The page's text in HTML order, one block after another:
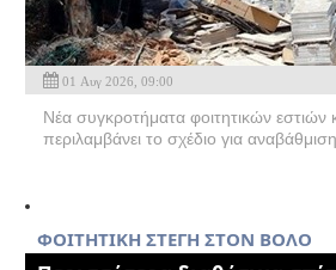
01 Αυγ 2026, 09:00
Νέα συγκροτήματα φοιτητικών εστιών
περιλαμβάνει το σχέδιο για
ΦΟΙΤΗΤΙΚΗ ΣΤΕΓΗ ΣΤΟΝ ΒΟΛΟ